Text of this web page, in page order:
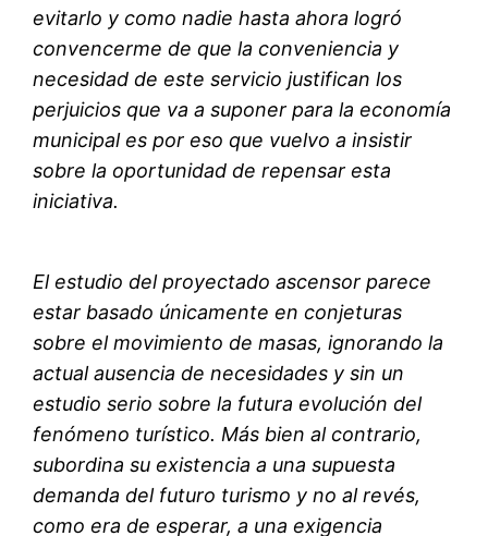
evitarlo y como nadie hasta ahora logró
convencerme de que la conveniencia y
necesidad de este servicio justifican los
perjuicios que va a suponer para la economía
municipal es por eso que vuelvo a insistir
sobre la oportunidad de repensar esta
iniciativa.
El estudio del proyectado ascensor parece
estar basado únicamente en conjeturas
sobre el movimiento de masas, ignorando la
actual ausencia de necesidades y sin un
estudio serio sobre la futura evolución del
fenómeno turístico. Más bien al contrario,
subordina su existencia a una supuesta
demanda del futuro turismo y no al revés,
como era de esperar, a una exigencia